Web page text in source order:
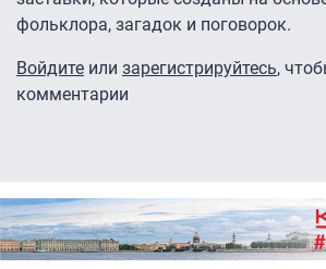
фольклора, загадок и поговорок.
Войдите или зарегистрируйтесь,
комментарии